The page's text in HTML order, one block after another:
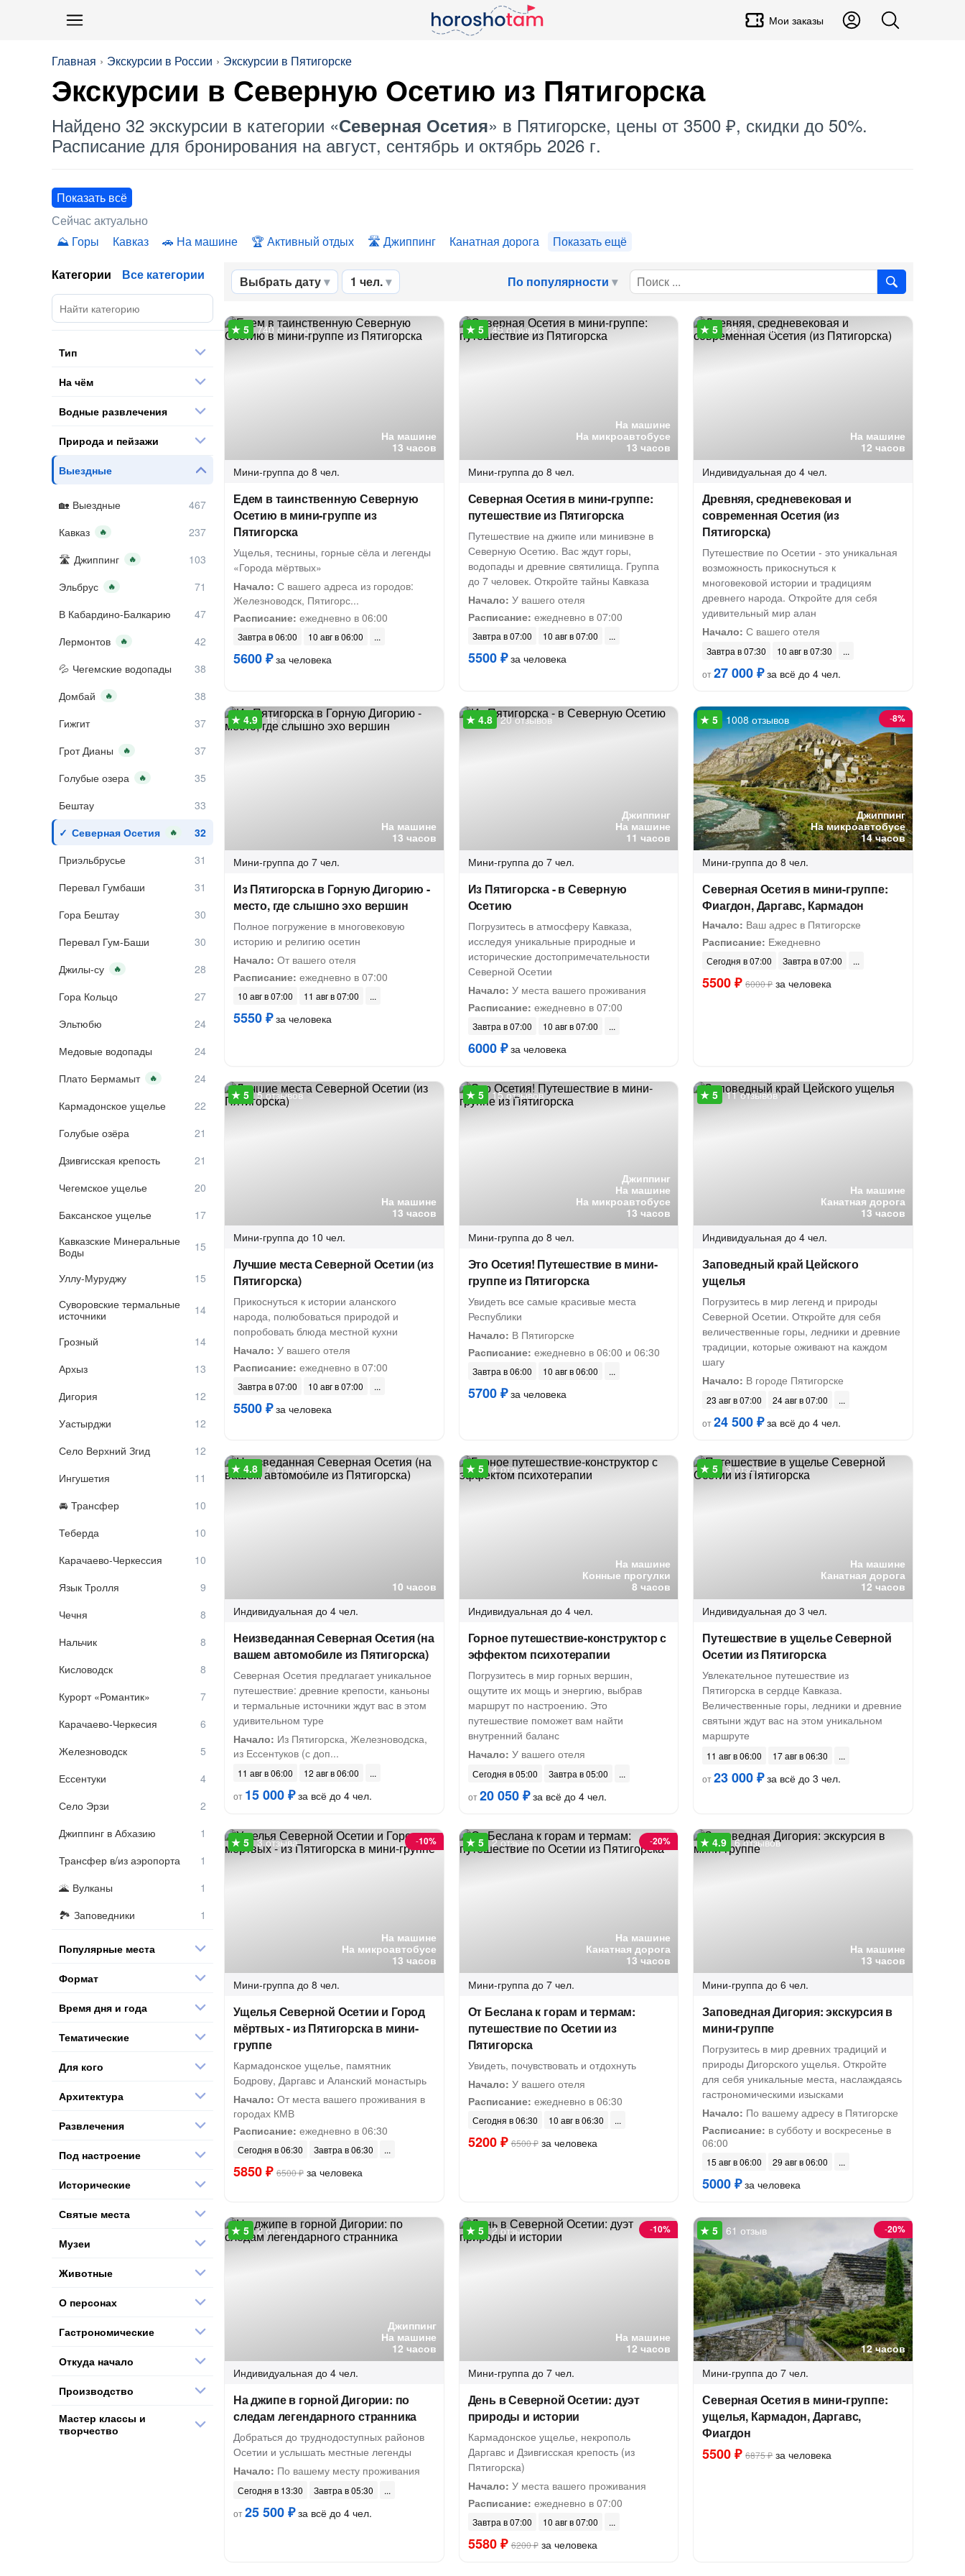
Мои заказы
Главная Экскурсии в России Экскурсии в Пятигорске
Экскурсии в Северную Осетию из Пятигорска
Найдено 32 экскурсии в категории «Северная Осетия» в Пятигорске, цены от 3500 ₽, скидки до 50%.
Расписание для бронирования на август, сентябрь и октябрь 2026 г.
Показать всё
Сейчас актуально
Горы
Кавказ На машине Активный отдых Джиппинг Канатная дорога Показать ещё
Выбрать дату 1 чел. По популярности
На машине
13 часов
740 отзывов
Мини-группа до 8 чел.
Едем в таинственную Северную
Осетию в мини-группе из
Пятигорска
Ущелья, теснины, горные сёла и легенды
«Города мёртвых»
Начало: С вашего адреса из городов:
Железноводск, Пятигорс...
Расписание: ежедневно в 06:00
Завтра в 06:00 10 авг в 06:00
5600 ₽за человека
На машине
На микроавтобусе
13 часов
45 отзывов
Мини-группа до 8 чел.
Северная Осетия в мини-группе:
путешествие из Пятигорска
Путешествие на джипе или минивэне в
Северную Осетию. Вас ждут горы,
водопады и древние святилища. Группа
до 7 человек. Откройте тайны Кавказа
Начало: У вашего отеля
Расписание: ежедневно в 07:00
Завтра в 07:00 10 авг в 07:00
5500 ₽за человека
На машине
12 часов
28 отзывов
Индивидуальная до 4 чел.
Древняя, средневековая и
современная Осетия (из
Пятигорска)
Путешествие по Осетии - это уникальная
возможность прикоснуться к
многовековой истории и традициям
древнего народа. Откройте для себя
удивительный мир алан
Начало: С вашего отеля
Завтра в 07:30
10 авг в 07:30
от27 000 ₽за всё до 4 чел.
На машине
13 часов
16 отзывов
Мини-группа до 7 чел.
Из Пятигорска в Горную Дигорию -
место, где слышно эхо вершин
Полное погружение в многовековую
историю и религию осетин
Начало: От вашего отеля
Расписание: ежедневно в 07:00
10 авг в 07:00 11 авг в 07:00
5550 ₽за человека
Джиппинг
На машине
11 часов
20 отзывов
Мини-группа до 7 чел.
Из Пятигорска - в Северную
Осетию
Погрузитесь в атмосферу Кавказа,
исследуя уникальные природные и
исторические достопримечательности
Северной Осетии
Начало: У места вашего проживания
Расписание: ежедневно в 07:00
Завтра в 07:00 10 авг в 07:00
6000 ₽за человека
Джиппинг
На микроавтобусе
14 часов
-8%
1008 отзывов
Мини-группа до 8 чел.
Северная Осетия в мини-группе:
Фиагдон, Даргавс, Кармадон
Начало: Ваш адрес в Пятигорске
Расписание: Ежедневно
Сегодня в 07:00 Завтра в 07:00
5500 ₽ 6000 ₽за человека
На машине
13 часов
5 отзывов
Мини-группа до 10 чел.
Лучшие места Северной Осетии (из
Пятигорска)
Прикоснуться к истории аланского
народа, полюбоваться природой и
попробовать блюда местной кухни
Начало: У вашего отеля
Расписание: ежедневно в 07:00
Завтра в 07:00 10 авг в 07:00
5500 ₽за человека
Джиппинг
На машине
На микроавтобусе
13 часов
15 отзывов
Мини-группа до 8 чел.
Это Осетия! Путешествие в мини-
группе из Пятигорска
Увидеть все самые красивые места
Республики
Начало: В Пятигорске
Расписание: ежедневно в 06:00 и 06:30
Завтра в 06:00 10 авг в 06:00
5700 ₽за человека
На машине
Канатная дорога
13 часов
11 отзывов
Индивидуальная до 4 чел.
Заповедный край Цейского
ущелья
Погрузитесь в мир легенд и природы
Северной Осетии. Откройте для себя
величественные горы, ледники и древние
традиции, которые оживают на каждом
шагу
Начало: В городе Пятигорске
23 авг в 07:00
24 авг в 07:00
от24 500 ₽за всё до 4 чел.
10 часов
7 отзывов
Индивидуальная до 4 чел.
Неизведанная Северная Осетия (на
вашем автомобиле из Пятигорска)
Северная Осетия предлагает уникальное
путешествие: древние крепости, каньоны
и термальные источники ждут вас в этом
удивительном туре
Начало: Из Пятигорска, Железноводска,
из Ессентуков (с доп...
11 авг в 06:00
12 авг в 06:00
от 15 000 ₽за всё до 4 чел.
На машине
Конные прогулки
8 часов
4 отзыва
Индивидуальная до 4 чел.
Горное путешествие-конструктор с
эффектом психотерапии
Погрузитесь в мир горных вершин,
ощутите их мощь и энергию, выбрав
маршрут по настроению. Это
путешествие поможет вам найти
внутренний баланс
Начало: У вашего отеля
Сегодня в 05:00
Завтра в 05:00
от20 050 ₽за всё до 4 чел.
На машине
Канатная дорога
12 часов
3 отзыва
Индивидуальная до 3 чел.
Путешествие в ущелье Северной
Осетии из Пятигорска
Увлекательное путешествие из
Пятигорска в сердце Кавказа.
Величественные горы, ледники и древние
святыни ждут вас на этом уникальном
маршруте
11 авг в 06:00
17 авг в 06:30
от23 000 ₽за всё до 3 чел.
На машине
На микроавтобусе
13 часов
-10%
3 отзыва
Мини-группа до 8 чел.
Ущелья Северной Осетии и Город
мёртвых - из Пятигорска в мини-
группе
Кармадонское ущелье, памятник
Бодрову, Даргавс и Аланский монастырь
Начало: От места вашего проживания в
городах КМВ
Расписание: ежедневно в 06:30
Сегодня в 06:30 Завтра в 06:30
5850 ₽ 6500 ₽ за человека
На машине
Канатная дорога
13 часов
-20%
2 отзыва
Мини-группа до 7 чел.
От Беслана к горам и термам:
путешествие по Осетии из
Пятигорска
Увидеть, почувствовать и отдохнуть
Начало: У вашего отеля
Расписание: ежедневно в 06:30
Сегодня в 06:30 10 авг в 06:30
5200 ₽ 6500 ₽за человека
На машине
13 часов
6 отзывов
Мини-группа до 6 чел.
Заповедная Дигория: экскурсия в
мини-группе
Погрузитесь в мир древних традиций и
природы Дигорского ущелья. Откройте
для себя уникальные места, наслаждаясь
гастрономическими изысками
Начало: По вашему адресу в Пятигорске
Расписание: в субботу и воскресенье в
06:00
15 авг в 06:00 29 авг в 06:00
5000 ₽за человека
Джиппинг
На машине
12 часов
2 отзыва
Индивидуальная до 4 чел.
На джипе в горной Дигории: по
следам легендарного странника
Добраться до труднодоступных районов
Осетии и услышать местные легенды
Начало: По вашему месту проживания
Сегодня в 13:30
Завтра в 05:30
от25 500 ₽за всё до 4 чел.
На машине
12 часов
-10%
2 отзыва
Мини-группа до 7 чел.
День в Северной Осетии: дуэт
природы и истории
Кармадонское ущелье, некрополь
Даргавс и Дзивгисская крепость (из
Пятигорска)
Начало: У места вашего проживания
Расписание: ежедневно в 07:00
Завтра в 07:00 10 авг в 07:00
5580 ₽ 6200 ₽за человека
12 часов
-20%
61 отзыв
Мини-группа до 7 чел.
Северная Осетия в мини-группе:
ущелья, Кармадон, Даргавс,
Фиагдон
5500 ₽ 6875 ₽за человека
Категории Все категории
Тип
На чём
Водные развлечения
Природа и пейзажи
Выездные
Выездные
Кавказ
🔥
Джиппинг 🔥
Эльбрус 🔥
В Кабардино-Балкарию
Лермонтов
🔥
Чегемские водопады
Домбай
🔥
Гижгит
Грот Дианы
🔥
Голубые озера 🔥
Бештау
Северная Осетия
🔥
Приэльбрусье
Перевал Гумбаши
Гора Бештау
Перевал Гум-Баши
Джилы-су
🔥
Гора Кольцо
Эльтюбю
Медовые водопады
Плато Бермамыт
🔥
Кармадонское ущелье
Голубые озёра
Дзивгисская крепость
Чегемское ущелье
Баксанское ущелье
Кавказские Минеральные
Воды
Уллу-Муруджу
Суворовские термальные
источники
Грозный
Архыз
Дигория
Уастырджи
Село Верхний Згид
Ингушетия
Трансфер
Теберда
Карачаево-Черкессия
Язык Тролля
Чечня
Нальчик
Кисловодск
Курорт «Романтик»
Карачаево-Черкесия
Железноводск
Ессентуки
Село Эрзи
Джиппинг в Абхазию
Трансфер в/из аэропорта
Вулканы
Заповедники
Популярные места
Формат
Время дня и года
Тематические
Для кого
Архитектура
Развлечения
Под настроение
Исторические
Святые места
Музеи
Животные
О персонах
Гастрономические
Откуда начало
Производство
Мастер классы и
творчество